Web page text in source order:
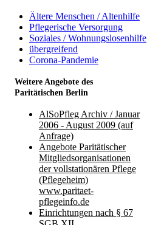
Ältere Menschen / Altenhilfe
Pflegerische Versorgung
Soziales / Wohnungslosenhilfe
übergreifend
Corona-Pandemie
Weitere Angebote des
Paritätischen Berlin
AlSoPfleg Archiv / Januar
2006 - August 2009 (auf
Anfrage)
Angebote Paritätischer
Mitgliedsorganisationen
der vollstationären Pflege
(Pflegeheim)
www.paritaet-
pflegeinfo.de
Einrichtungen nach § 67